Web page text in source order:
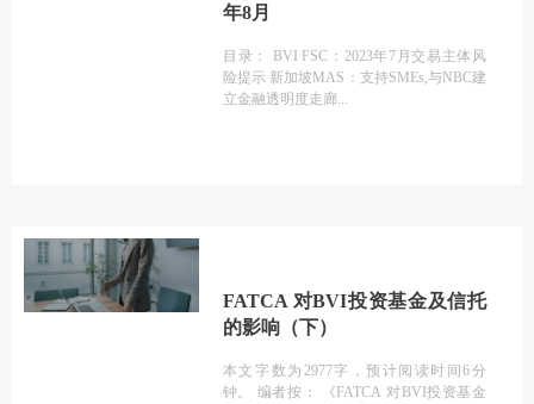
年8月
目录： BVI FSC：2023年7月交易主体风
险提示 新加坡MAS：支持SMEs,与NBC建
立金融透明度走廊
FATCA 对BVI投资基金及信托
的影响（下）
本文字数为2977字，预计阅读时间6分
钟。 编者按： 《FATCA 对BVI投资基金